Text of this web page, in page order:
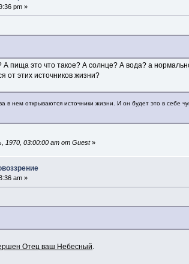
pm »
А пища это что такое? А солнце? А вода? а
от этих источников жизни?
в нем открываются источники жизни. И он будет это в себе
1970, 03:00:00 am от Guest»
am »
Отец ваш Небесный.